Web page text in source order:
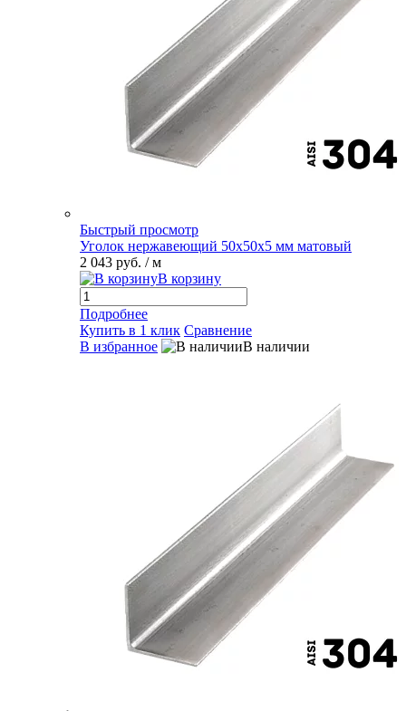
Быстрый просмотр
Уголок нержавеющий 50х50х5 мм матовый
2 043 руб. / м
В корзину
Подробнее
Купить в 1 клик Сравнение
В избранное
В наличии